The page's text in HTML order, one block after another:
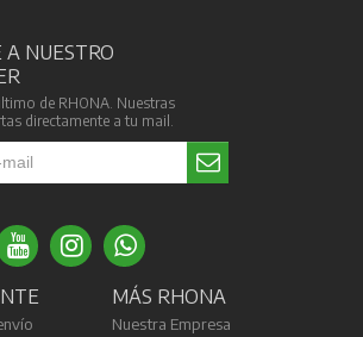
A NUESTRO
de RHONA. Nuestras
directamente a tu mail.
MÁS RHONA
Nuestra Empresa